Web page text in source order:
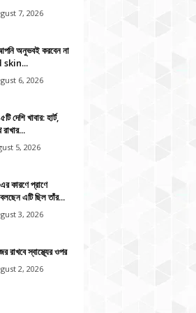
7, 2026
অনুভবই করবেন না
skin...
6, 2026
দেশি খাবার: হার্ট,
5, 2026
প্রাণে
এটি ছিল তাঁর...
3, 2026
রাখবে স্বাস্থ্যের ওপর
2, 2026